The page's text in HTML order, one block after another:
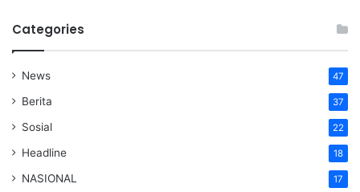
Categories
News 47
Berita 37
Sosial 22
Headline 18
NASIONAL 17